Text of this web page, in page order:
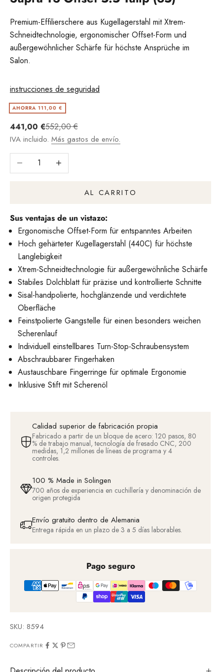
Premium-Effilierschere aus Kugellagerstahl mit Xtrem-
Schneidtechnologie, ergonomischer Offset-Form und
außergewöhnlicher Schärfe für höchste Ansprüche im
Salon.
instrucciones de seguridad
AHORRA 111,00 €
Angebot
441,00 €Regulärer Preis
552,00 €
IVA incluido. Más gastos de envío.
Reducir cantidadAumentar la cantidad
AL CARRITO
Sus ventajas de un vistazo:
Ergonomische Offset-Form für entspanntes Arbeiten
Hoch gehärteter Kugellagerstahl (440C) für höchste
Langlebigkeit
Xtrem-Schneidtechnologie für außergewöhnliche Schärfe
Stabiles Dolchblatt für präzise und kontrollierte Schnitte
Sisal-handpolierte, hochglänzende und verdichtete
Oberfläche
Feinstpolierte Gangstelle für einen besonders weichen
Scherenlauf
Individuell einstellbares Turn-Stop-Schraubensystem
Abschraubbarer Fingerhaken
Austauschbare Fingerringe für optimale Ergonomie
Inklusive Stift mit Scherenöl
Calidad superior de fabricación propia
Fabricado a partir de un bloque de acero: 120 pasos, 80
% de trabajo manual, tecnología de fresado CNC, 200
medidas, 1,2 millones de líneas de programa y 4
controles.
100 % Made in Solingen
700 años de experiencia en cuchillería y denominación de
origen protegida
Envío gratuito dentro de Alemania
Entrega rápida en un plazo de 3 a 5 días laborables.
Pago seguro
SKU: 8594
COMPARTIR